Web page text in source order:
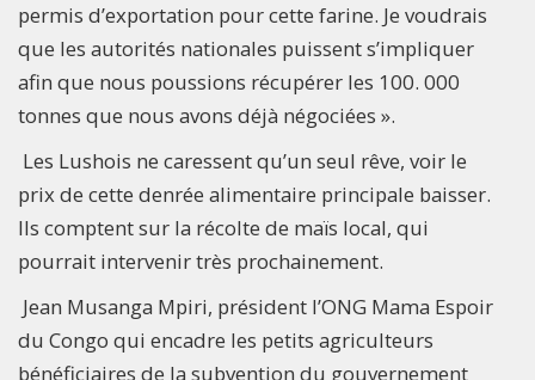
permis d’exportation pour cette farine. Je voudrais
que les autorités nationales puissent s’impliquer
afin que nous poussions récupérer les 100. 000
tonnes que nous avons déjà négociées ».
Les Lushois ne caressent qu’un seul rêve, voir le
prix de cette denrée alimentaire principale baisser.
Ils comptent sur la récolte de maïs local, qui
pourrait intervenir très prochainement.
Jean Musanga Mpiri, président l’ONG Mama Espoir
du Congo qui encadre les petits agriculteurs
bénéficiaires de la subvention du gouvernement